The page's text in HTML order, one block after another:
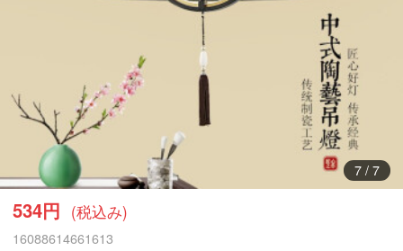
1/ 7
534円 (税込み)
16088614661613